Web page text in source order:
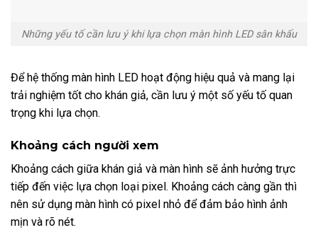
Những yếu tố cần lưu ý khi lựa chọn màn hình LED sân khấu
Để hệ thống màn hình LED hoạt động hiệu quả và mang lại
trải nghiệm tốt cho khán giả, cần lưu ý một số yếu tố quan
trọng khi lựa chọn.
Khoảng cách người xem
Khoảng cách giữa khán giả và màn hình sẽ ảnh hưởng trực
tiếp đến việc lựa chọn loại pixel. Khoảng cách càng gần thì
nên sử dụng màn hình có pixel nhỏ để đảm bảo hình ảnh
mịn và rõ nét.